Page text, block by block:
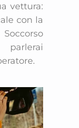
vettura:
con la